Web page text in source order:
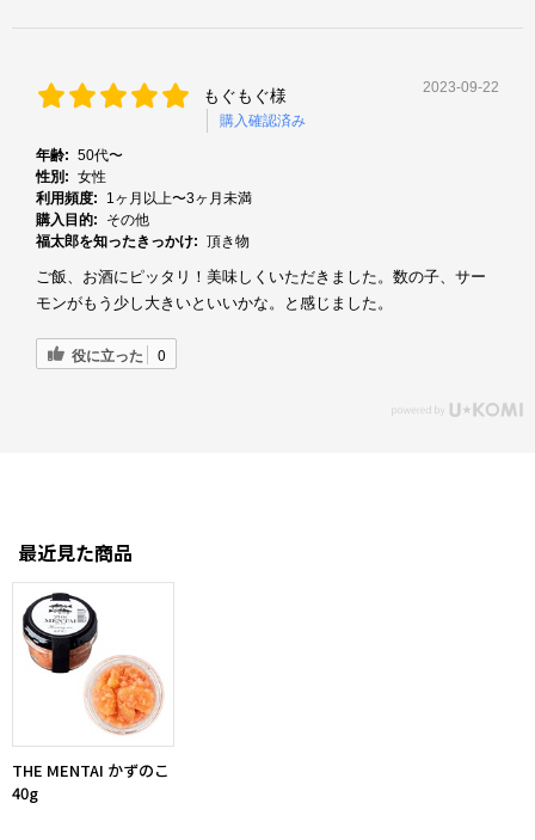
もぐもぐ様
購入確認済み
2023-09-22
年齢: 50代〜
性別: 女性
利用頻度:
1ヶ月以上〜3ヶ月未満
購入目的:
その他
福太郎を知ったきっかけ: 頂き物
ご飯、お酒にピッタリ！美味しくいただきました。数の子、サー
モンがもう少し大きいといいかな。と感じました。
役に立った 0
最近見た商品
THE MENTAI かずのこ
40g